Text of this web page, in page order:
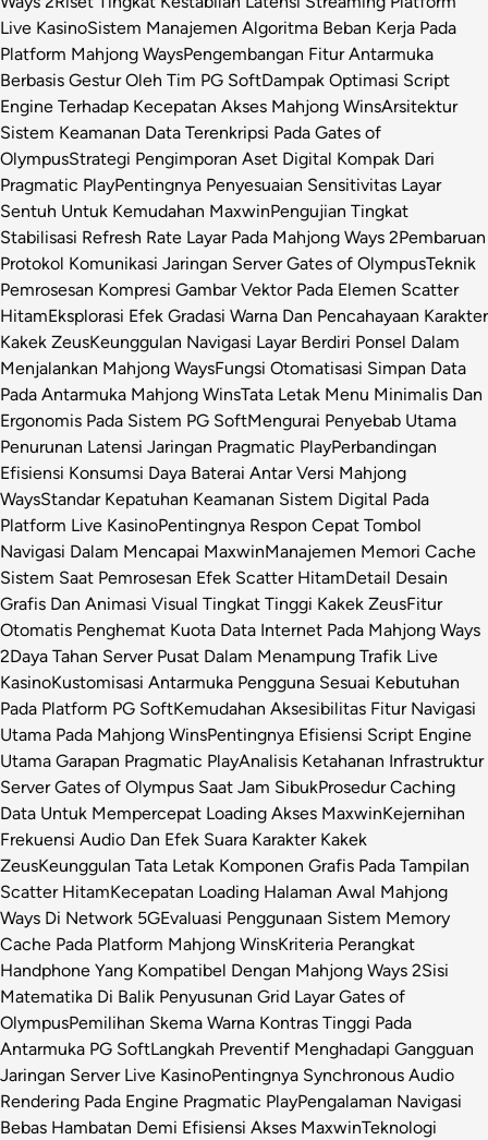
Live KasinoSistem Manajemen Algoritma Beban Kerja Pada
Platform Mahjong WaysPengembangan Fitur Antarmuka
Berbasis Gestur Oleh Tim PG SoftDampak Optimasi Script
Engine Terhadap Kecepatan Akses Mahjong WinsArsitektur
Sistem Keamanan Data Terenkripsi Pada Gates of
OlympusStrategi Pengimporan Aset Digital Kompak Dari
Pragmatic PlayPentingnya Penyesuaian Sensitivitas Layar
Sentuh Untuk Kemudahan MaxwinPengujian Tingkat
Stabilisasi Refresh Rate Layar Pada Mahjong Ways 2Pembaruan
Protokol Komunikasi Jaringan Server Gates of OlympusTeknik
Pemrosesan Kompresi Gambar Vektor Pada Elemen Scatter
HitamEksplorasi Efek Gradasi Warna Dan Pencahayaan Karakter
Kakek ZeusKeunggulan Navigasi Layar Berdiri Ponsel Dalam
Menjalankan Mahjong WaysFungsi Otomatisasi Simpan Data
Pada Antarmuka Mahjong WinsTata Letak Menu Minimalis Dan
Ergonomis Pada Sistem PG SoftMengurai Penyebab Utama
Penurunan Latensi Jaringan Pragmatic PlayPerbandingan
Efisiensi Konsumsi Daya Baterai Antar Versi Mahjong
WaysStandar Kepatuhan Keamanan Sistem Digital Pada
Platform Live KasinoPentingnya Respon Cepat Tombol
Navigasi Dalam Mencapai MaxwinManajemen Memori Cache
Sistem Saat Pemrosesan Efek Scatter HitamDetail Desain
Grafis Dan Animasi Visual Tingkat Tinggi Kakek ZeusFitur
Otomatis Penghemat Kuota Data Internet Pada Mahjong Ways
2Daya Tahan Server Pusat Dalam Menampung Trafik Live
KasinoKustomisasi Antarmuka Pengguna Sesuai Kebutuhan
Pada Platform PG SoftKemudahan Aksesibilitas Fitur Navigasi
Utama Pada Mahjong WinsPentingnya Efisiensi Script Engine
Utama Garapan Pragmatic PlayAnalisis Ketahanan Infrastruktur
Server Gates of Olympus Saat Jam SibukProsedur Caching
Data Untuk Mempercepat Loading Akses MaxwinKejernihan
Frekuensi Audio Dan Efek Suara Karakter Kakek
ZeusKeunggulan Tata Letak Komponen Grafis Pada Tampilan
Scatter HitamKecepatan Loading Halaman Awal Mahjong
Ways Di Network 5GEvaluasi Penggunaan Sistem Memory
Cache Pada Platform Mahjong WinsKriteria Perangkat
Handphone Yang Kompatibel Dengan Mahjong Ways 2Sisi
Matematika Di Balik Penyusunan Grid Layar Gates of
OlympusPemilihan Skema Warna Kontras Tinggi Pada
Antarmuka PG SoftLangkah Preventif Menghadapi Gangguan
Jaringan Server Live KasinoPentingnya Synchronous Audio
Rendering Pada Engine Pragmatic PlayPengalaman Navigasi
Bebas Hambatan Demi Efisiensi Akses MaxwinTeknologi